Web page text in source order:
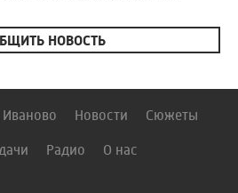
НОВОСТЬ
Иваново Новости Сюжеты
Радио О нас